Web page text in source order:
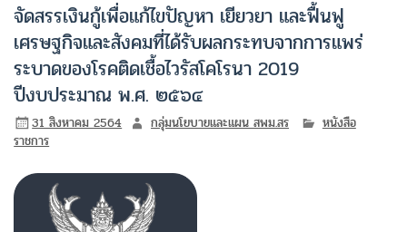
จัดสรรเงินกู้เพื่อแก้ไขปัญหา เยียวยา และฟื้นฟู
เศรษฐกิจและสังคมที่ได้รับผลกระทบจากการแพร่
ระบาดของโรคติดเชื้อไวรัสโคโรนา 2019
ปีงบประมาณ พ.ศ. ๒๕๖๔
31 สิงหาคม 2564 กลุ่มนโยบายและแผน สพม.สร
หนังสือ
ราชการ